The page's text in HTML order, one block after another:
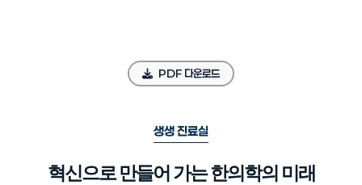
PDF 다운로드
생생 진료실
혁신으로 만들어 가는 한의학의 미래